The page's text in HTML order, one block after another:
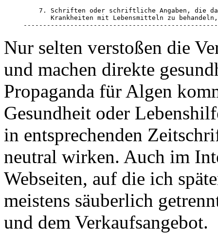
7. Schriften oder schriftliche Angaben, die
Krankheiten mit Lebensmitteln zu
Nur selten verstoßen die
und machen direkte
Propaganda für Algen
Gesundheit oder
in entsprechenden
neutral wirken. Auch im
Webseiten, auf die ich
meistens säuberlich
und dem Verkaufsangebot.